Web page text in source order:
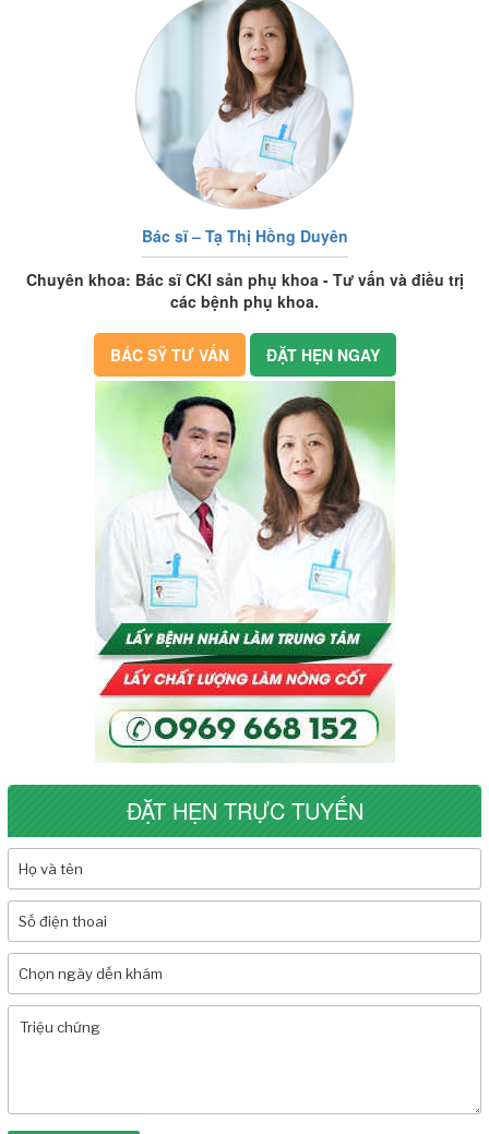
Bác sĩ – Tạ Thị Hồng Duyên
Chuyên khoa: Bác sĩ CKI sản phụ khoa - Tư vấn và điều trị
các bệnh phụ khoa.
BÁC SỸ TƯ VẤN ĐẶT HẸN NGAY
ĐẶT HẸN TRỰC TUYẾN